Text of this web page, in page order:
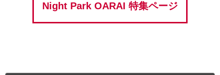
Night Park OARAI 特集ページ